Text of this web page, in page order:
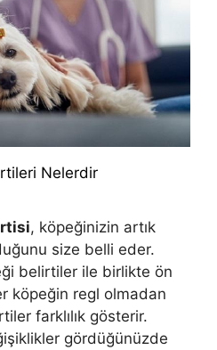
Nelerdir
, köpeğinizin artık
size belli eder.
belirtiler ile birlikte ön
köpeğin regl olmadan
farklılık gösterir.
gördüğünüzde